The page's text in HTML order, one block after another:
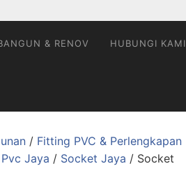
& RENOV HUBUNGI KAMI
/ Fitting PVC & Perlengkapan
Jaya / Socket Jaya / Socket